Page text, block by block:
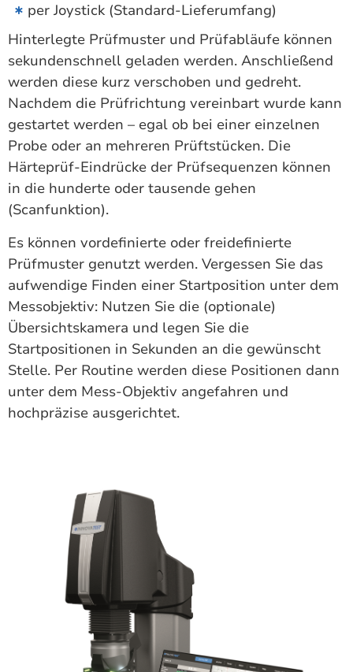
per Joystick (Standard-Lieferumfang)
Hinterlegte Prüfmuster und Prüfabläufe können
sekundenschnell geladen werden. Anschließend
werden diese kurz verschoben und gedreht.
Nachdem die Prüfrichtung vereinbart wurde kann
gestartet werden – egal ob bei einer einzelnen
Probe oder an mehreren Prüftstücken. Die
Härteprüf-Eindrücke der Prüfsequenzen können
in die hunderte oder tausende gehen
(Scanfunktion).
Es können vordefinierte oder freidefinierte
Prüfmuster genutzt werden. Vergessen Sie das
aufwendige Finden einer Startposition unter dem
Messobjektiv: Nutzen Sie die (optionale)
Übersichtskamera und legen Sie die
Startpositionen in Sekunden an die gewünscht
Stelle. Per Routine werden diese Positionen dann
unter dem Mess-Objektiv angefahren und
hochpräzise ausgerichtet.